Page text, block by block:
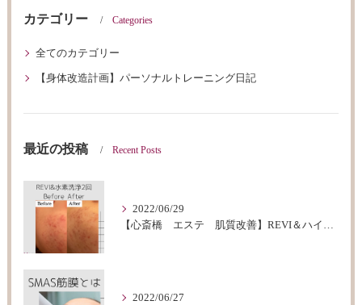
カテゴリー Categories
全てのカテゴリー
【身体改造計画】パーソナルトレーニング日記
最近の投稿 Recent Posts
2022/06/29
【心斎橋 エステ 肌質改善】REVI＆ハイドロフェイシャルBeforeAfter
2022/06/27